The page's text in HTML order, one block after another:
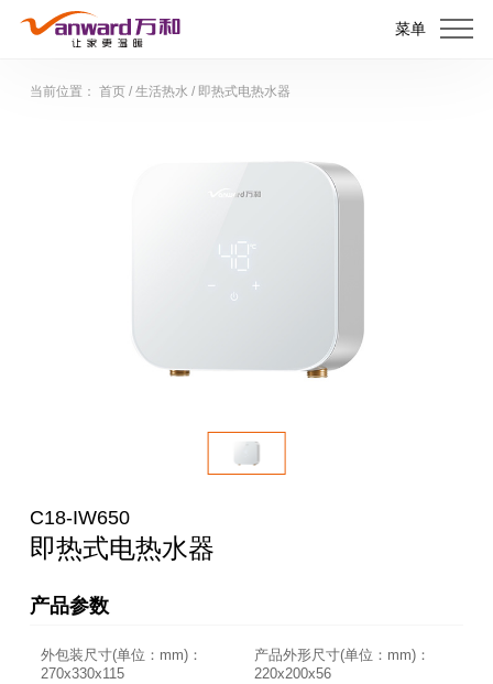
菜单
当前位置： 首页/ 生活热水 / 即热式电热水器
C18-IW650
即热式电热水器
产品参数
外包装尺寸(单位：mm)：
270x330x115
产品外形尺寸(单位：mm)：
220x200x56